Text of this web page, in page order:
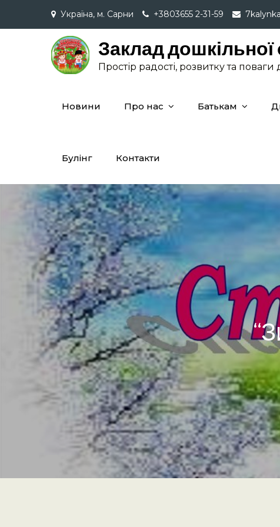
Україна, м. Сарни +3803655 2-31-59
Заклад
Простір радості, розвитку та
Новини Про нас Батькам
Булінг Контакти